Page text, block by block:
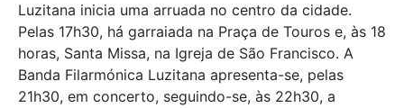
Luzitana inicia uma arruada no centro da cidade.
Pelas 17h30, há garraiada na Praça de Touros e, às 18
horas, Santa Missa, na Igreja de São Francisco. A
Banda Filarmónica Luzitana apresenta-se, pelas
21h30, em concerto, seguindo-se, às 22h30, a